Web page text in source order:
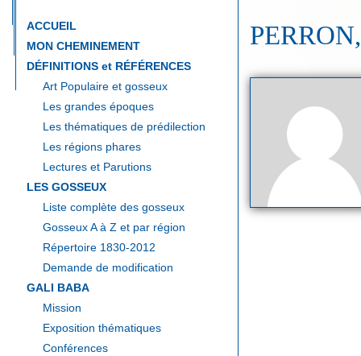
ACCUEIL
MON CHEMINEMENT
DÉFINITIONS et RÉFÉRENCES
Art Populaire et gosseux
Les grandes époques
Les thématiques de prédilection
Les régions phares
Lectures et Parutions
LES GOSSEUX
Liste complète des gosseux
Gosseux A à Z et par région
Répertoire 1830-2012
Demande de modification
GALI BABA
Mission
Exposition thématiques
Conférences